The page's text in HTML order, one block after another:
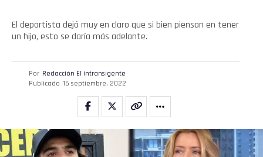
El deportista dejó muy en claro que si bien piensan en tener
un hijo, esto se daría más adelante.
Por Redacción El intransigente
Publicado 15 septiembre, 2022